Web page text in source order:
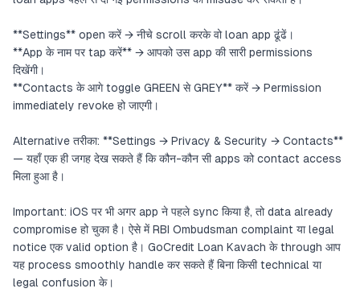
**Settings** open करें → नीचे scroll करके वो loan app ढूंढें।
**App के नाम पर tap करें** → आपको उस app की सारी permissions
दिखेंगी।
**Contacts के आगे toggle GREEN से GREY** करें → Permission
immediately revoke हो जाएगी।
Alternative तरीका: **Settings → Privacy & Security → Contacts**
— यहाँ एक ही जगह देख सकते हैं कि कौन-कौन सी apps को contact access
मिला हुआ है।
Important: iOS पर भी अगर app ने पहले sync किया है, तो data already
compromise हो चुका है। ऐसे में RBI Ombudsman complaint या legal
notice एक valid option है। GoCredit Loan Kavach के through आप
यह process smoothly handle कर सकते हैं बिना किसी technical या
legal confusion के।